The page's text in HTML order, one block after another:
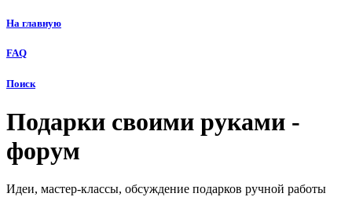
На главную
FAQ
Поиск
Подарки своими руками -
форум
Идеи, мастер-классы, обсуждение подарков ручной работы